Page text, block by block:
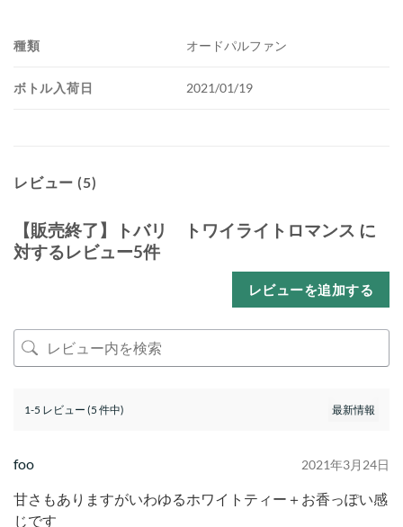
種類 オードパルファン
ボトル入荷日 2021/01/19
レビュー (5)
【販売終了】トバリ トワイライトロマンス に
対するレビュー5件
レビューを追加する
1-5 レビュー (5 件中)
foo 2021年3月24日
甘さもありますがいわゆるホワイトティー＋お香っぽい感
じです